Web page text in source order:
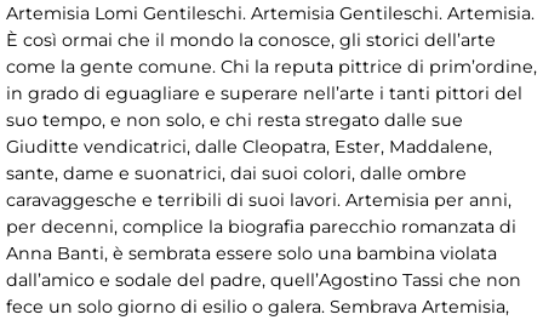
Artemisia Lomi Gentileschi. Artemisia Gentileschi. Artemisia.
È così ormai che il mondo la conosce, gli storici dell’arte
come la gente comune. Chi la reputa pittrice di prim’ordine,
in grado di eguagliare e superare nell’arte i tanti pittori del
suo tempo, e non solo, e chi resta stregato dalle sue
Giuditte vendicatrici, dalle Cleopatra, Ester, Maddalene,
sante, dame e suonatrici, dai suoi colori, dalle ombre
caravaggesche e terribili di suoi lavori. Artemisia per anni,
per decenni, complice la biografia parecchio romanzata di
Anna Banti, è sembrata essere solo una bambina violata
dall’amico e sodale del padre, quell’Agostino Tassi che non
fece un solo giorno di esilio o galera. Sembrava Artemisia,